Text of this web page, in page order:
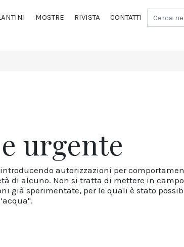
MOSTRE RIVISTA CONTATTI
urgente
autorizzazioni per
di alcuno. Non si tratta di mettere in campo
già sperimentate, per le quali è stato